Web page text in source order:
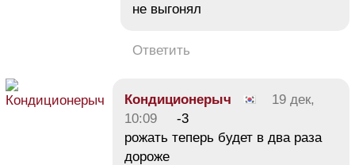
не выгонял
Ответить
Кондиционерыч
19 дек,
10:09
-3
рожать теперь будет в два раза
дороже